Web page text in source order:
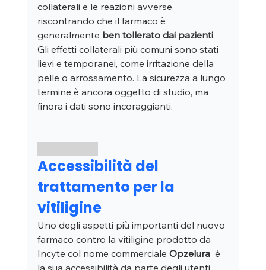
collaterali e le reazioni avverse,
riscontrando che il farmaco è
generalmente ben tollerato dai pazienti.
Gli effetti collaterali più comuni sono stati
lievi e temporanei, come irritazione della
pelle o arrossamento. La sicurezza a lungo
termine è ancora oggetto di studio, ma
finora i dati sono incoraggianti.
Accessibilità del
trattamento per la
vitiligine
Uno degli aspetti più importanti del nuovo
farmaco contro la vitiligine prodotto da
Incyte col nome commerciale Opzelura
  è